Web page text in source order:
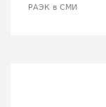
РАЭК в СМИ